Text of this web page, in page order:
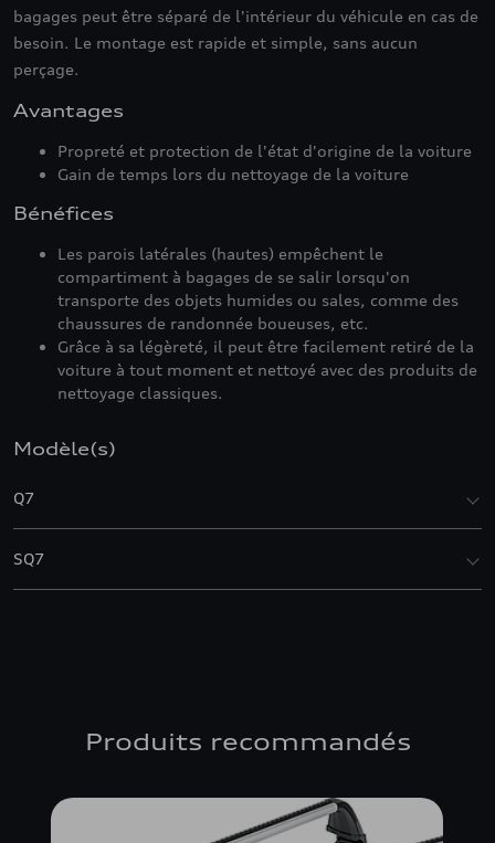
bagages peut être séparé de l'intérieur du véhicule en cas de
besoin. Le montage est rapide et simple, sans aucun
perçage.
Avantages
Propreté et protection de l'état d'origine de la voiture
Gain de temps lors du nettoyage de la voiture
Bénéfices
Les parois latérales (hautes) empêchent le
compartiment à bagages de se salir lorsqu'on
transporte des objets humides ou sales, comme des
chaussures de randonnée boueuses, etc.
Grâce à sa légèreté, il peut être facilement retiré de la
voiture à tout moment et nettoyé avec des produits de
nettoyage classiques.
Modèle(s)
Q7
SQ7
Produits recommandés